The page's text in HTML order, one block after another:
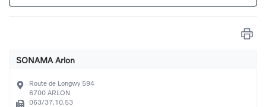
SONAMA Arlon
Route de Longwy 594
6700 ARLON
063/37.10.53